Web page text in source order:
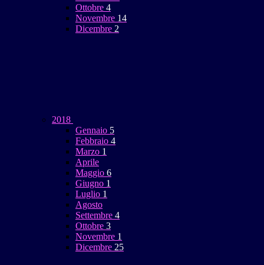
Ottobre 4
Novembre 14
Dicembre 2
2018
Gennaio 5
Febbraio 4
Marzo 1
Aprile
Maggio 6
Giugno 1
Luglio 1
Agosto
Settembre 4
Ottobre 3
Novembre 1
Dicembre 25